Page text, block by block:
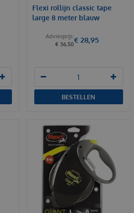
Flexi rollijn classic tape
large 8 meter blauw
€ 36,50€ 28,95
BESTELLEN